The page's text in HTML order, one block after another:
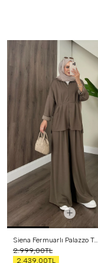
Siena Fermuarlı Palazzo Takım Haki
2.999,00TL
2.439,00TL